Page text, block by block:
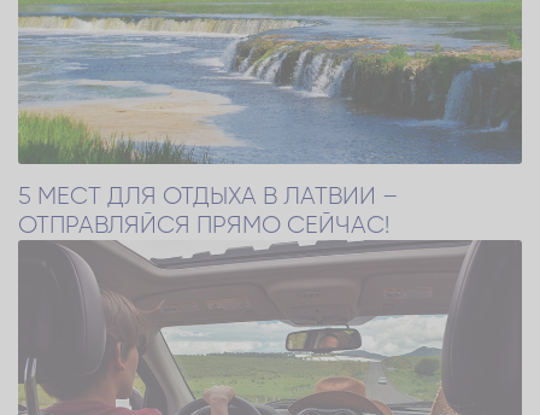
5 МЕСТ ДЛЯ ОТДЫХА В ЛАТВИИ –
ОТПРАВЛЯЙСЯ ПРЯМО СЕЙЧАС!